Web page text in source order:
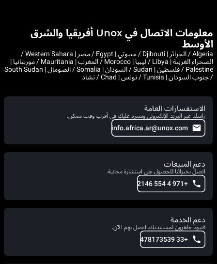
معلومات الاتصال في Unox أفريقيا والشرق
الأوسط
Algeria / الجزائر | Djibouti / جيبوتي | Egypt / مصر | Western Sahara /
الصحراء الغربية | Libya / ليبيا | Morocco / المغرب | Mauritania / موريتانيا |
Palestine / فلسطين | Sudan / السودان | Somalia / الصومال | South Sudan
/ جنوب السودان | Tunisia / تونس | Chad / تشاد
الاستفسارات العامة
راسلنا عبر البريد الإلكتروني وسنرد عليك في أقرب وقت ممكن.
info.africa.ar@unox.com
دعم المبيعات
اتصل بخبرائنا للحصول على استشارة مجانية.
+971 4 554 2146
دعم الخدمة
فنيونا جاهزون لمساعدتك. اتصل بهم الآن.
+33 478173539